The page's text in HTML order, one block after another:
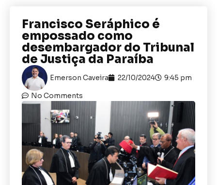
Francisco Seráphico é
empossado como
desembargador do Tribunal
de Justiça da Paraíba
Emerson Caveira 22/10/2024 9:45 pm
No Comments